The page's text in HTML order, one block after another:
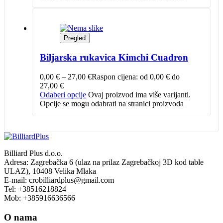
Pregled
Biljarska rukavica Kimchi Cuadron
0,00 € – 27,00 €Raspon cijena: od 0,00 € do
27,00 €
Odaberi opcije Ovaj proizvod ima više varijanti.
Opcije se mogu odabrati na stranici proizvoda
Billiard Plus d.o.o.
Adresa: Zagrebačka 6 (ulaz na prilaz Zagrebačkoj 3D kod table
ULAZ), 10408 Velika Mlaka
E-mail: crobilliardplus@gmail.com
Tel: +38516218824
Mob: +385916636566
O nama